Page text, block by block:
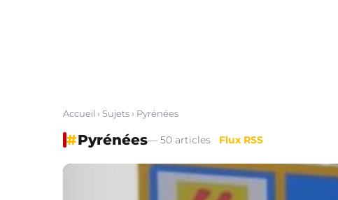
Accueil › Sujets› Pyrénées
#Pyrénées— 50 articles Flux RSS